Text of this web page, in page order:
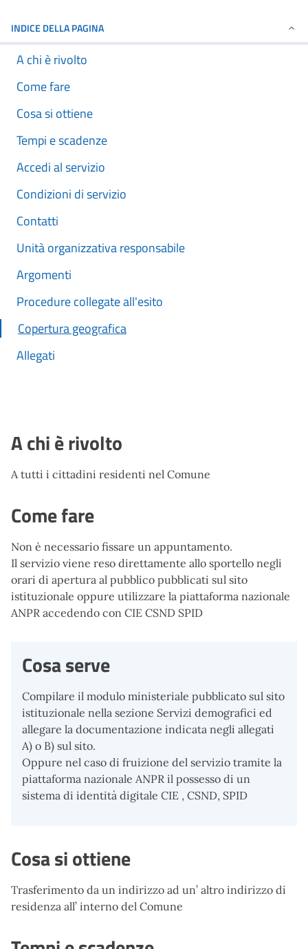
INDICE DELLA PAGINA
A chi è rivolto
Come fare
Cosa si ottiene
Tempi e scadenze
Accedi al servizio
Condizioni di servizio
Contatti
Unità organizzativa responsabile
Argomenti
Procedure collegate all'esito
Copertura geografica
Allegati
A chi è rivolto
A tutti i cittadini residenti nel Comune
Come fare
Non è necessario fissare un appuntamento.
Il servizio viene reso direttamente allo sportello negli
orari di apertura al pubblico pubblicati sul sito
istituzionale oppure utilizzare la piattaforma nazionale
ANPR accedendo con CIE CSND SPID
Cosa serve
Compilare il modulo ministeriale pubblicato sul sito
istituzionale nella sezione Servizi demografici ed
allegare la documentazione indicata negli allegati
A) o B) sul sito.
Oppure nel caso di fruizione del servizio tramite la
piattaforma nazionale ANPR il possesso di un
sistema di identità digitale CIE , CSND, SPID
Cosa si ottiene
Trasferimento da un indirizzo ad un’ altro indirizzo di
residenza all’ interno del Comune